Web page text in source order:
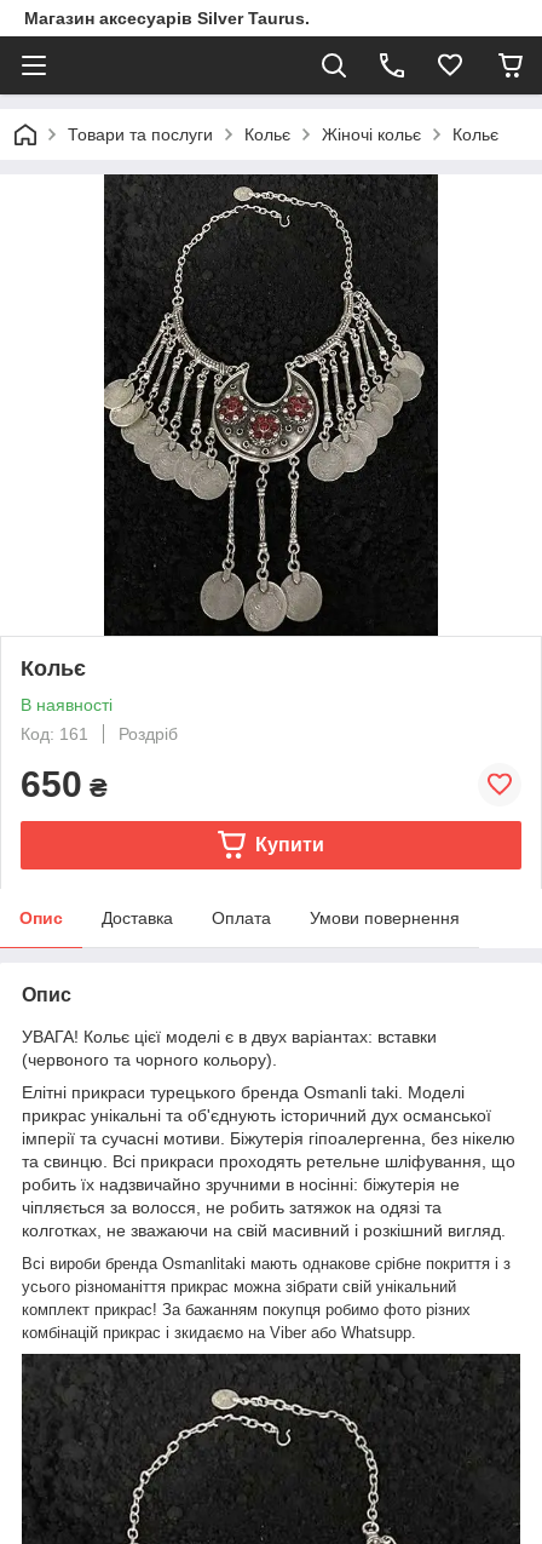
Магазин аксесуарів Silver Taurus.
Товари та послуги Кольє Жіночі кольє Кольє
Кольє
В наявності
Код: 161
Роздріб
650 ₴
Купити
Опис Доставка Оплата Умови повернення
Опис
УВАГА! Кольє цієї моделі є в двух варіантах: вставки
(червоного та чорного кольору).
Елітні прикраси турецького бренда Osmanli taki. Моделі
прикрас унікальні та об'єднують історичний дух османської
імперії та сучасні мотиви. Біжутерія гіпоалергенна, без нікелю
та свинцю. Всі прикраси проходять ретельне шліфування, що
робить їх надзвичайно зручними в носінні: біжутерія не
чіпляється за волосся, не робить затяжок на одязі та
колготках, не зважаючи на свій масивний і розкішний вигляд.
Всі вироби бренда Osmanlitaki мають однакове срібне покриття і з
усього різноманіття прикрас можна зібрати свій унікальний
комплект прикрас! За бажанням покупця робимо фото різних
комбінацій прикрас і зкидаємо на Viber або Whatsupp.